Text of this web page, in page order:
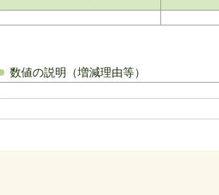
数値の説明（増減理由等）